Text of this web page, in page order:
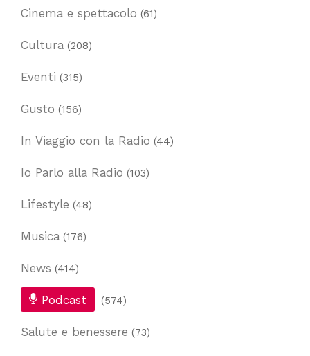
Cinema e spettacolo (61)
Cultura (208)
Eventi (315)
Gusto (156)
In Viaggio con la Radio (44)
Io Parlo alla Radio (103)
Lifestyle (48)
Musica (176)
News (414)
Podcast (574)
Salute e benessere (73)